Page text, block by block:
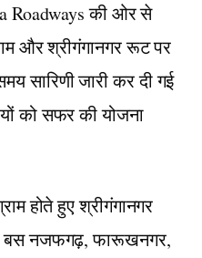
Roadwaysकी ओर से
और श्रीगंगानगर रूट पर
सारिणी जारी कर दी गई
को सफर की योजना
होते हुए श्रीगंगानगर
बस नजफगढ़, फारूखनगर,